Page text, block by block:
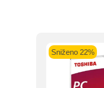
Sniženo 22%